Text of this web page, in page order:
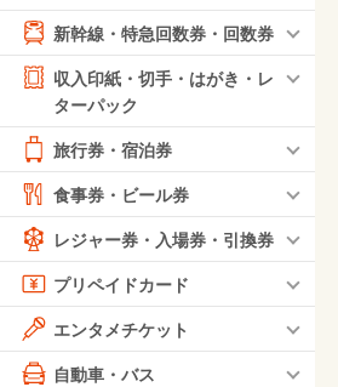
新幹線・特急回数券・回数券
収入印紙・切手・はがき・レ
ターパック
旅行券・宿泊券
食事券・ビール券
レジャー券・入場券・引換券
プリペイドカード
エンタメチケット
自動車・バス